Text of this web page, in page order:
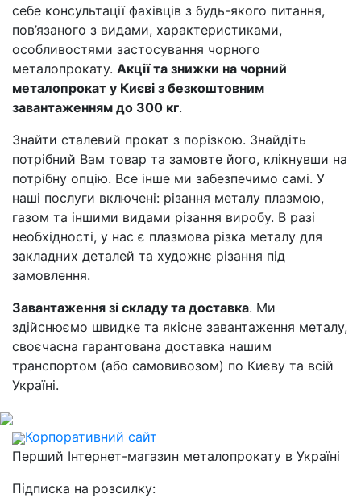
себе консультації фахівців з будь-якого питання,
пов’язаного з видами, характеристиками,
особливостями застосування чорного
металопрокату. Акції та знижки на чорний
металопрокат у Києві з безкоштовним
завантаженням до 300 кг.
Знайти сталевий прокат з порізкою. Знайдіть
потрібний Вам товар та замовте його, клікнувши на
потрібну опцію. Все інше ми забезпечимо самі. У
наші послуги включені: різання металу плазмою,
газом та іншими видами різання виробу. В разі
необхідності, у нас є плазмова різка металу для
закладних деталей та художнє різання під
замовлення.
Завантаження зі складу та доставка. Ми
здійснюємо швидке та якісне завантаження металу,
своєчасна гарантована доставка нашим
транспортом (або самовивозом) по Києву та всій
Україні.
Корпоративний сайт
Перший Інтернет-магазин металопрокату в Україні
Підписка на розсилку: